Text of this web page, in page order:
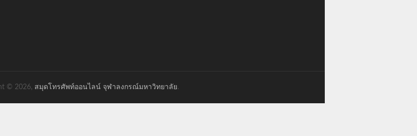
© 2026, สมุดโทรศัพท์ออนไลน์ จุฬาลงกรณ์มหาวิทยาลัย.